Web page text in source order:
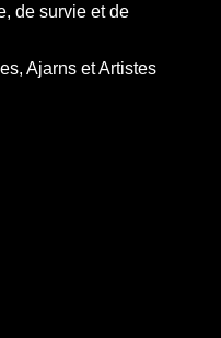
de survie et de
Ajarns et Artistes